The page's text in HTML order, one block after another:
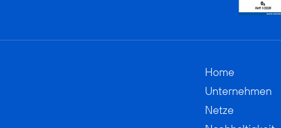
Home
Unternehmen
Netze